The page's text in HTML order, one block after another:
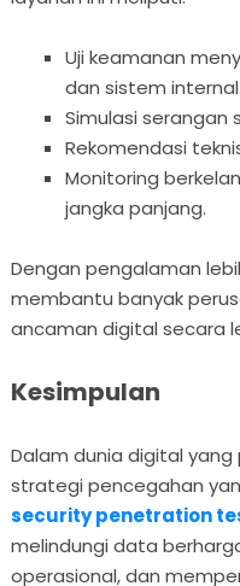
Uji keamanan
dan sistem internal.
Simulasi serangan
Rekomendasi
Monitoring
jangka panjang.
Dengan pengalaman
membantu banyak
ancaman digital secara
Kesimpulan
Dalam dunia digital
strategi pencegahan
security penetration
melindungi data
operasional, dan